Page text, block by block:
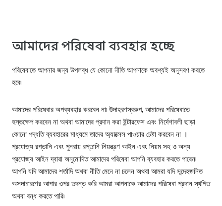
আমাদের পরিষেবা ব্যবহার হচ্ছে
পরিষেবাতে আপনার জন্য উপলব্ধ যে কোনো নীতি আপনাকে অবশ্যই অনুসরণ করতে
হবে৷
আমাদের পরিষেবার অপব্যবহার করবেন না৷ উদাহরণস্বরুপ, আমাদের পরিষেবাতে
হস্তক্ষেপ করবেন না অথবা আমাদের প্রদান করা ইন্টারফেস এবং নির্দেশাবলী ছাড়া
কোনো পদ্ধতি ব্যবহারের মাধ্যমে তাদের অ্যাক্সেস পাওয়ার চেষ্টা করবেন না ।
প্রযোজ্য রপ্তানি এবং পুনরায় রপ্তানি নিয়ন্ত্রণ আইন এবং নিয়ম সহ ও অন্য
প্রযোজ্য আইন দ্বারা অনুমোদিত আমাদের পরিষেবা আপনি ব্যবহার করতে পারেন৷
আপনি যদি আমাদের শর্তাদি অথবা নীতি মেনে না চলেন অথবা আমরা যদি সন্দেহজনিত
অসদাচারণের আপার ওপর তদন্ত করি আমরা আপনাকে আমাদের পরিষেবা প্রদান স্থগিত
অথবা বন্ধ করতে পারি৷